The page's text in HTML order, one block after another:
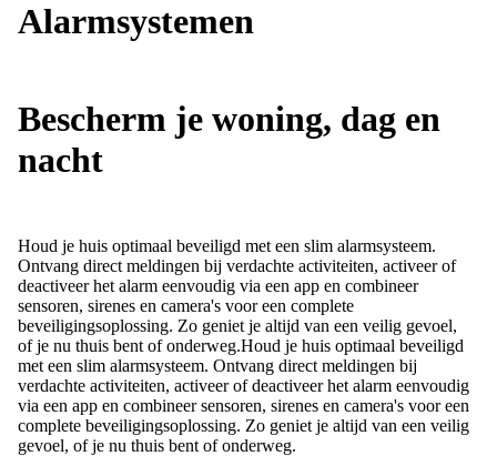
Alarmsystemen
Bescherm je woning, dag en
nacht
Houd je huis optimaal beveiligd met een slim alarmsysteem.
Ontvang direct meldingen bij verdachte activiteiten, activeer of
deactiveer het alarm eenvoudig via een app en combineer
sensoren, sirenes en camera's voor een complete
beveiligingsoplossing. Zo geniet je altijd van een veilig gevoel,
of je nu thuis bent of onderweg.Houd je huis optimaal beveiligd
met een slim alarmsysteem. Ontvang direct meldingen bij
verdachte activiteiten, activeer of deactiveer het alarm eenvoudig
via een app en combineer sensoren, sirenes en camera's voor een
complete beveiligingsoplossing. Zo geniet je altijd van een veilig
gevoel, of je nu thuis bent of onderweg.